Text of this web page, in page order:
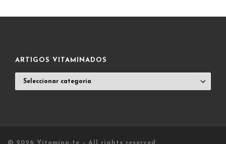
ARTIGOS VITAMINADOS
VITAMINADOS